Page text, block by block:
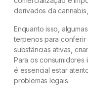
derivados da
Enquanto isso,
terpenos para conferir
substâncias ativas,
Para os consumidores
é essencial estar
problemas legais.